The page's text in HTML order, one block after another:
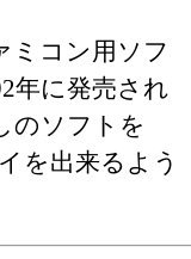
ミコン用ソフ
年に発売され
のソフトを
を出来るよう